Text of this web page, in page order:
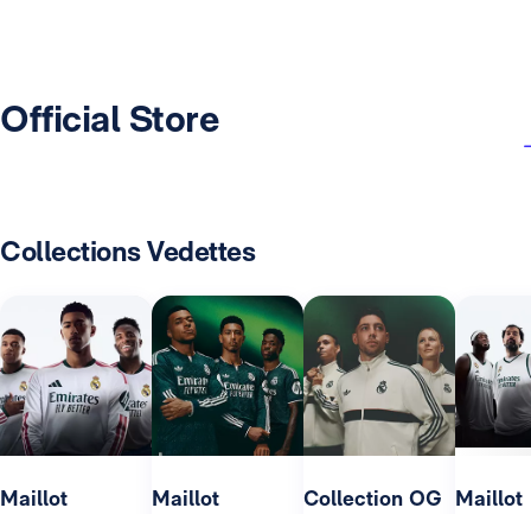
Official Store
Collections Vedettes
Maillot
Maillot
Collection OG
Maillot